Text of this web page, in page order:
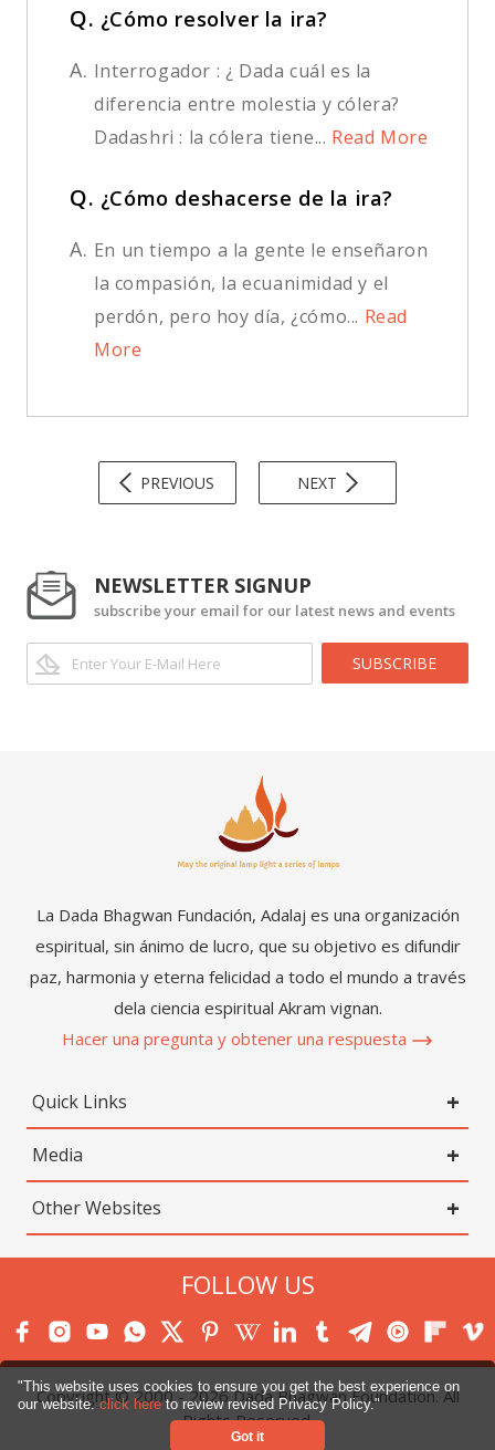
"This website uses cookies to ensure you get the best experience on
our website.click hereto review revised Privacy Policy."
Got it
Q. ¿Cómo resolver la ira?
A. Interrogador : ¿ Dada cuál es la
diferencia entre molestia y cólera?
Dadashri : la cólera tiene... Read More
Q. ¿Cómo deshacerse de la ira?
A. En un tiempo a la gente le enseñaron
la compasión, la ecuanimidad y el
perdón, pero hoy día, ¿cómo... Read
More
PREVIOUS NEXT
NEWSLETTER SIGNUP
subscribe your email for our latest news and events
SUBSCRIBE
La Dada Bhagwan Fundación, Adalaj es una organización
espiritual, sin ánimo de lucro, que su objetivo es difundir
paz, harmonia y eterna felicidad a todo el mundo a través
dela ciencia espiritual Akram vignan.
Hacer una pregunta y obtener una respuesta
Quick Links
Media
Other Websites
FOLLOW US
Copyright © 2000 -2026Dada Bhagwan Foundation. All
Rights Reserved.